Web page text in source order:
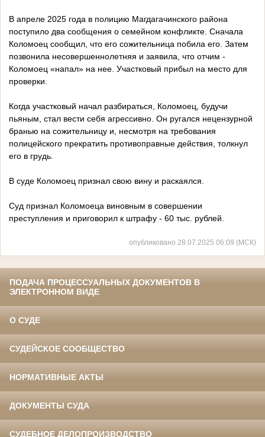
В апреле 2025 года в полицию Магдагачинского района
поступило два сообщения о семейном конфликте. Сначала
Коломоец сообщил, что его сожительница побила его. Затем
позвонила несовершеннолетняя и заявила, что отчим -
Коломоец «напал» на нее. Участковый прибыл на место для
проверки.
Когда участковый начал разбираться, Коломоец, будучи
пьяным, стал вести себя агрессивно. Он ругался нецензурной
бранью на сожительницу и, несмотря на требования
полицейского прекратить противоправные действия, толкнул
его в грудь.
В суде Коломоец признал свою вину и раскаялся.
Суд признал Коломоеца виновным в совершении
преступления и приговорил к штрафу - 60 тыс. рублей.
опубликовано 28.07.2025 06:09 (МСК)
ПОДАЧА ПРОЦЕССУАЛЬНЫХ ДОКУМЕНТОВ В
ЭЛЕКТРОННОМ ВИДЕ
О СУДЕ
СУДЕЙСКОЕ СООБЩЕСТВО
НОРМАТИВНЫЕ АКТЫ
ДОКУМЕНТЫ СУДА
СУДЕБНОЕ ДЕЛОПРОИЗВОДСТВО